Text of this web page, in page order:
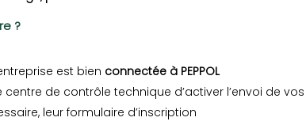
?
est bien connectée à PEPPOL
de contrôle technique d’activer l’envoi de vos
leur formulaire d’inscription